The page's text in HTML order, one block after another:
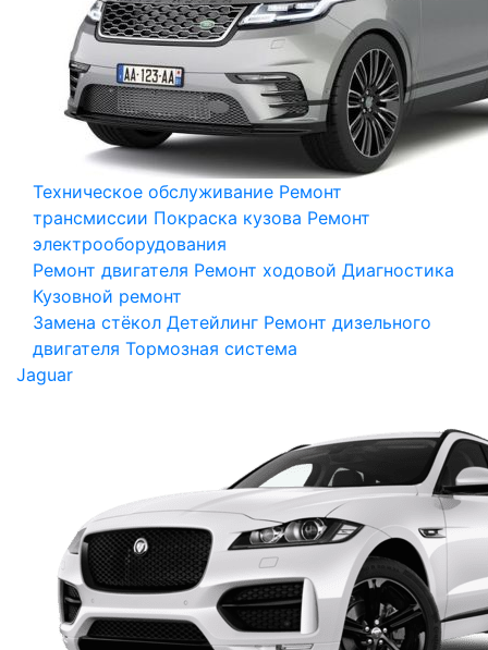
Техническое обслуживание Ремонт
трансмиссии Покраска кузова Ремонт
электрооборудования
Ремонт двигателя Ремонт ходовой Диагностика
Кузовной ремонт
Замена стёкол Детейлинг Ремонт дизельного
двигателя Тормозная система
Jaguar